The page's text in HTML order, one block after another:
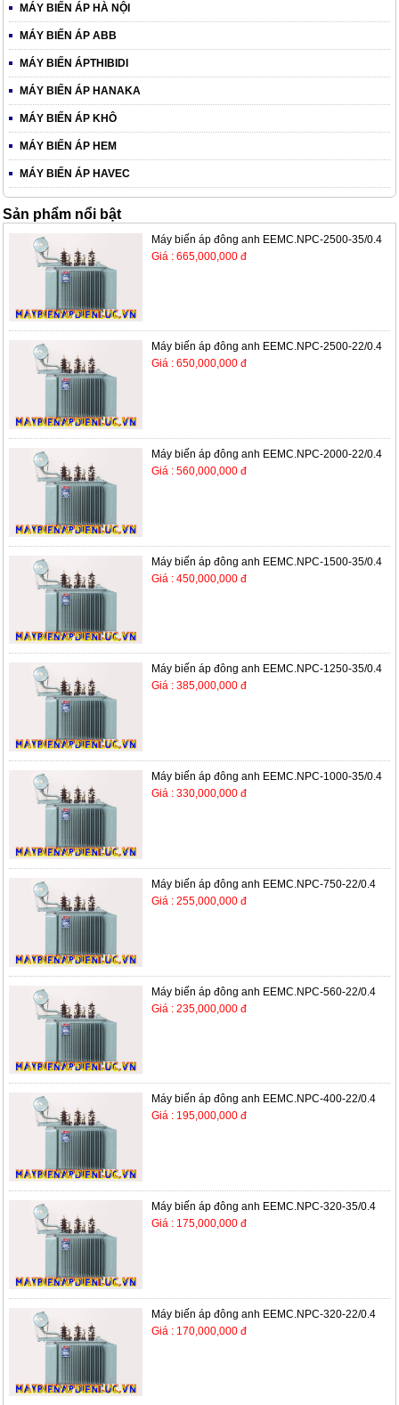
MÁY BIẾN ÁP HÀ NỘI
MÁY BIẾN ÁP ABB
MÁY BIẾN ÁPTHIBIDI
MÁY BIẾN ÁP HANAKA
MÁY BIẾN ÁP KHÔ
MÁY BIẾN ÁP HEM
MÁY BIẾN ÁP HAVEC
Sản phẩm nổi bật
Máy biến áp đông anh EEMC.NPC-2500-35/0.4
Giá : 665,000,000 đ
Máy biến áp đông anh EEMC.NPC-2500-22/0.4
Giá : 650,000,000 đ
Máy biến áp đông anh EEMC.NPC-2000-22/0.4
Giá : 560,000,000 đ
Máy biến áp đông anh EEMC.NPC-1500-35/0.4
Giá : 450,000,000 đ
Máy biến áp đông anh EEMC.NPC-1250-35/0.4
Giá : 385,000,000 đ
Máy biến áp đông anh EEMC.NPC-1000-35/0.4
Giá : 330,000,000 đ
Máy biến áp đông anh EEMC.NPC-750-22/0.4
Giá : 255,000,000 đ
Máy biến áp đông anh EEMC.NPC-560-22/0.4
Giá : 235,000,000 đ
Máy biến áp đông anh EEMC.NPC-400-22/0.4
Giá : 195,000,000 đ
Máy biến áp đông anh EEMC.NPC-320-35/0.4
Giá : 175,000,000 đ
Máy biến áp đông anh EEMC.NPC-320-22/0.4
Giá : 170,000,000 đ